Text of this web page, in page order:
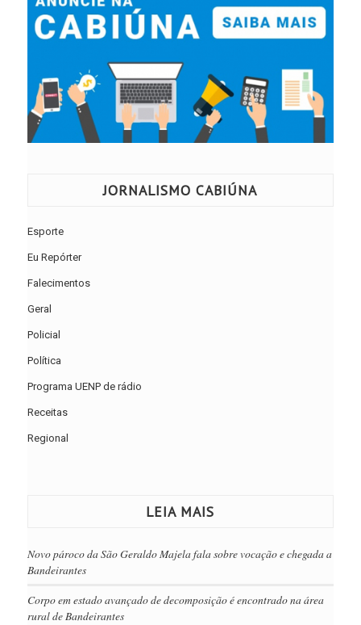
JORNALISMO CABIÚNA
Esporte
Eu Repórter
Falecimentos
Geral
Policial
Política
Programa UENP de rádio
Receitas
Regional
LEIA MAIS
Novo pároco da São Geraldo Majela fala sobre vocação e chegada a
Bandeirantes
Corpo em estado avançado de decomposição é encontrado na área
rural de Bandeirantes